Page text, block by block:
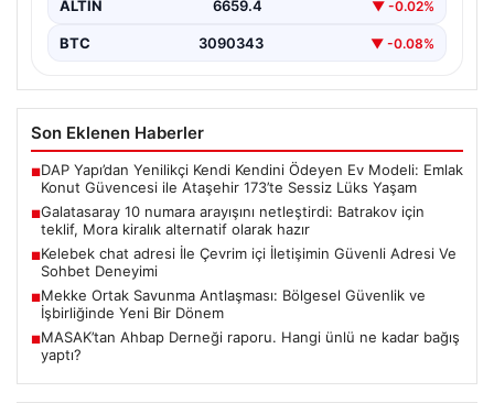
ALTIN 6659.4 ▼ -0.02%
BTC 3090343 ▼ -0.08%
Son Eklenen Haberler
■DAP Yapı’dan Yenilikçi Kendi Kendini Ödeyen Ev Modeli: Emlak
Konut Güvencesi ile Ataşehir 173’te Sessiz Lüks Yaşam
■Galatasaray 10 numara arayışını netleştirdi: Batrakov için
teklif, Mora kiralık alternatif olarak hazır
■Kelebek chat adresi İle Çevrim içi İletişimin Güvenli Adresi Ve
Sohbet Deneyimi
■Mekke Ortak Savunma Antlaşması: Bölgesel Güvenlik ve
İşbirliğinde Yeni Bir Dönem
■MASAK’tan Ahbap Derneği raporu. Hangi ünlü ne kadar bağış
yaptı?